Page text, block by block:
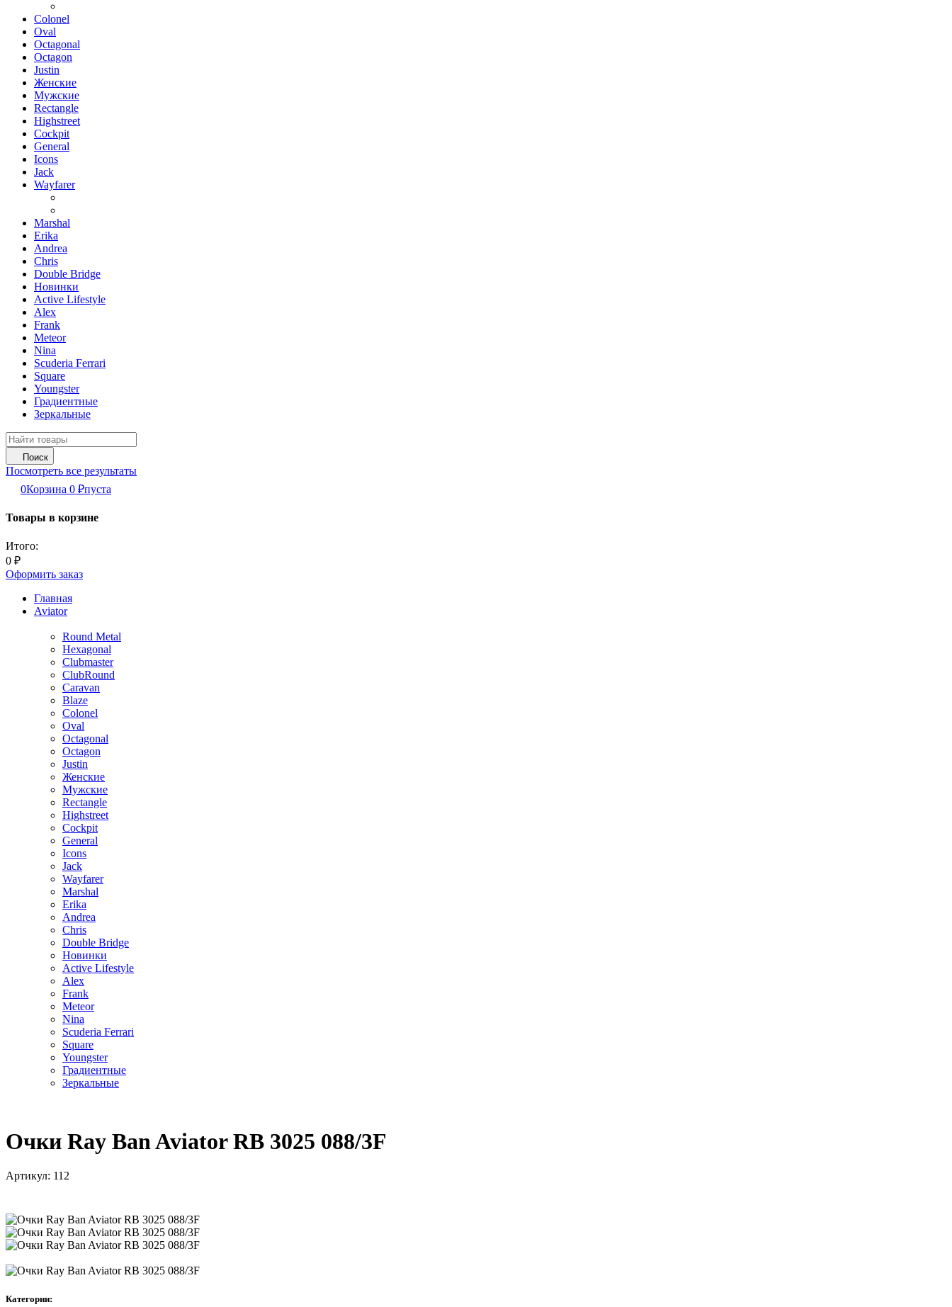
Colonel
Oval
Octagonal
Octagon
Justin
Женские
Мужские
Rectangle
Highstreet
Cockpit
General
Icons
Jack
Wayfarer
Marshal
Erika
Andrea
Chris
Double Bridge
Новинки
Active Lifestyle
Alex
Frank
Meteor
Nina
Scuderia Ferrari
Square
Youngster
Градиентные
Зеркальные
Поиск
Посмотреть все результаты
0Корзина 0 ₽пуста
Товары в корзине
Итого:
0 ₽
Оформить заказ
Главная
Aviator
Round Metal
Hexagonal
Clubmaster
ClubRound
Caravan
Blaze
Colonel
Oval
Octagonal
Octagon
Justin
Женские
Мужские
Rectangle
Highstreet
Cockpit
General
Icons
Jack
Wayfarer
Marshal
Erika
Andrea
Chris
Double Bridge
Новинки
Active Lifestyle
Alex
Frank
Meteor
Nina
Scuderia Ferrari
Square
Youngster
Градиентные
Зеркальные
Очки Ray Ban Aviator RB 3025 088/3F
Артикул: 112
Категории: